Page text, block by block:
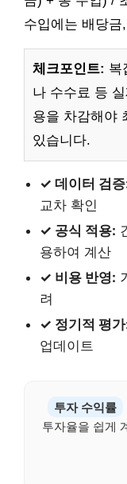
수입에는 배당
체크포인트: 복
나 수수료 등
용을 차감해야
있습니다.
✓ 데이터 검
교차 확인
✓ 공식 적용:
용하여 계산
✓ 비용 반영:
려
✓ 정기적 평
업데이트
투자 수익률
투자율을 쉽게